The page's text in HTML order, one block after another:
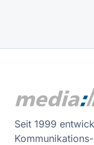
Seit 1999